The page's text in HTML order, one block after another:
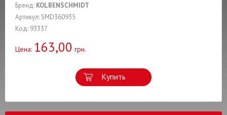
Бренд: KOLBENSCHMIDT
Артикул: SMD360935
Код: 93337
Цена: 163,00 грн.
Купить